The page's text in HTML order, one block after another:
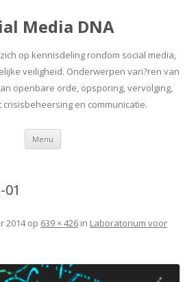
Media DNA
op kennisdeling rondom social media,
veiligheid. Onderwerpen vari?ren van
openbare orde, opsporing, vervolging,
en communicatie.
Menu Spring
inhoud
2014op 639 × 426 in Laboratorium voor